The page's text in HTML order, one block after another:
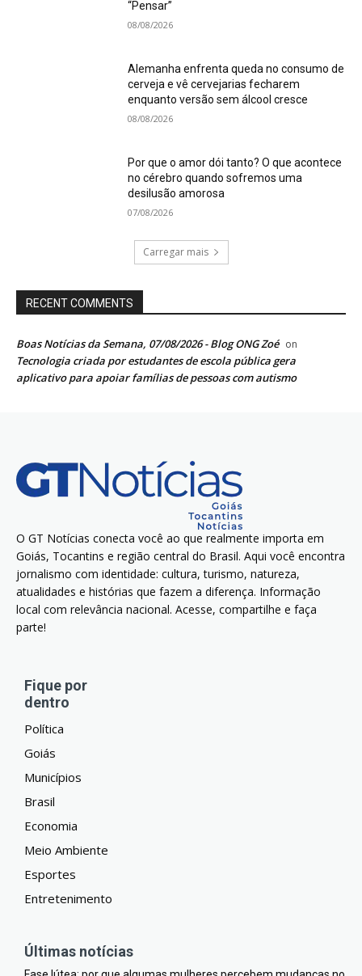
“Pensar”
08/08/2026
Alemanha enfrenta queda no consumo de
cerveja e vê cervejarias fecharem
enquanto versão sem álcool cresce
08/08/2026
Por que o amor dói tanto? O que acontece
no cérebro quando sofremos uma
desilusão amorosa
07/08/2026
Carregar mais
RECENT COMMENTS
Boas Notícias da Semana, 07/08/2026 - Blog ONG Zoé on
Tecnologia criada por estudantes de escola pública gera
aplicativo para apoiar famílias de pessoas com autismo
O GT Notícias conecta você ao que realmente importa em
Goiás, Tocantins e região central do Brasil. Aqui você encontra
jornalismo com identidade: cultura, turismo, natureza,
atualidades e histórias que fazem a diferença. Informação
local com relevância nacional. Acesse, compartilhe e faça
parte!
Fique por
dentro
Política
Goiás
Municípios
Brasil
Economia
Meio Ambiente
Esportes
Entretenimento
Últimas notícias